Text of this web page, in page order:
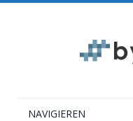
NAVIGIEREN